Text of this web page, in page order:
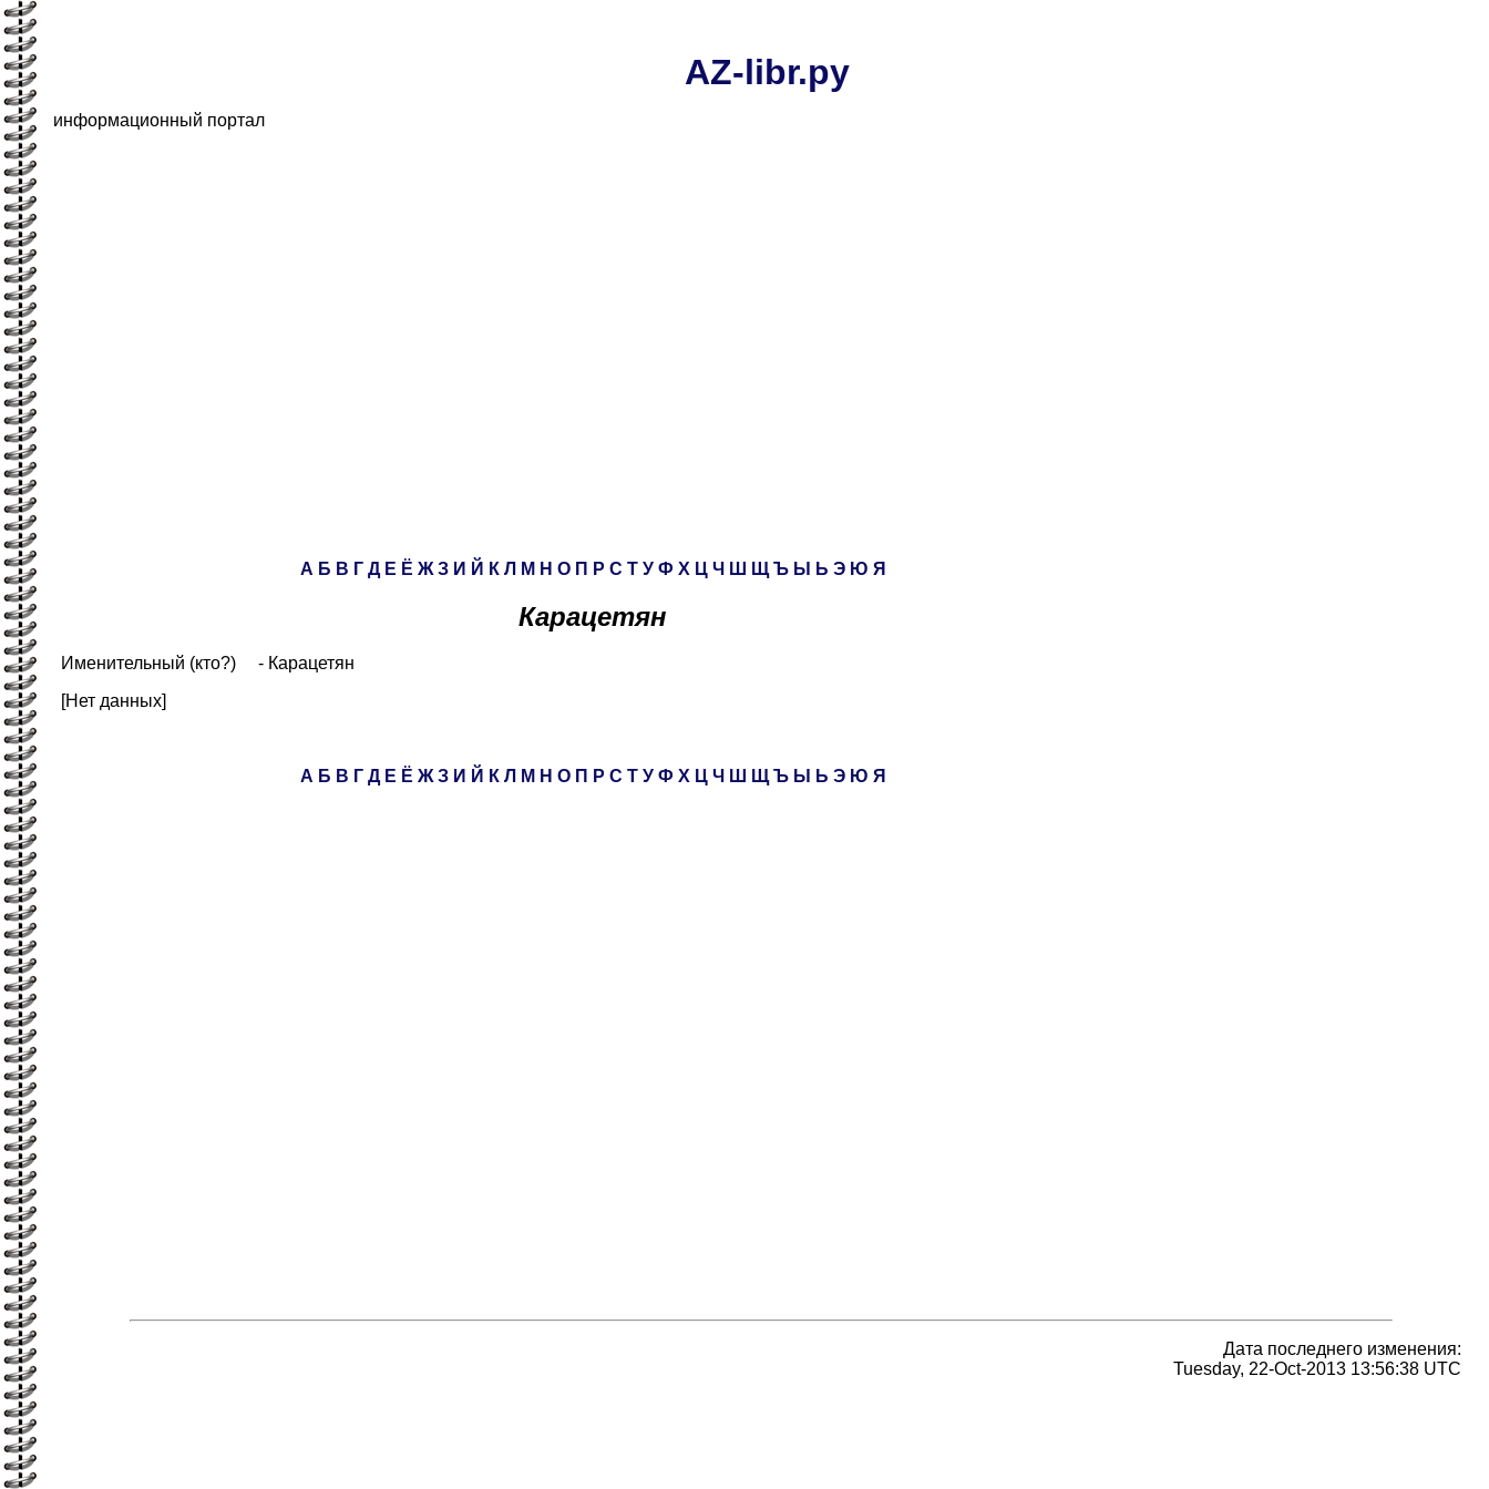
AZ-libr.ру
информационный портал
А Б В Г Д Е Ё Ж З И Й К Л М Н О П Р С Т У Ф Х Ц Ч Ш Щ Ъ Ы Ь Э Ю Я
Карацетян
Именительный (кто?) - Карацетян
[Нет данных]
А Б В Г Д Е Ё Ж З И Й К Л М Н О П Р С Т У Ф Х Ц Ч Ш Щ Ъ Ы Ь Э Ю Я
Дата последнего изменения:
Tuesday, 22-Oct-2013 13:56:38 UTC